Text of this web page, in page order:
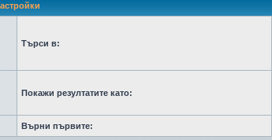
Търси в:
Покажи резултатите като:
Върни първите: